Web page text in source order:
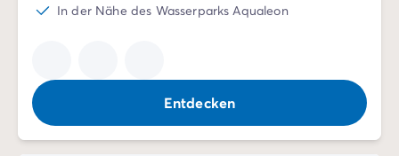
In der Nähe des Wasserparks Aqualeon
Entdecken